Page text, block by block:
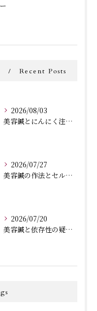
Recent Posts
2026/08/03
美容鍼とにんにく注射を三豊市豊中町下高野で効率よく受ける方法と施設選びのポイント
2026/07/27
美容鍼の作法とセルフケアで失敗を防ぐ安全な基本ステップ解説
2026/07/20
美容鍼と依存性の疑問を香川県三豊市山本町財田西で安心して解消する方法